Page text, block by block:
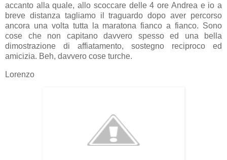
accanto alla quale, allo scoccare delle 4 ore Andrea e io a
breve distanza tagliamo il traguardo dopo aver percorso
ancora una volta tutta la maratona fianco a fianco. Sono
cose che non capitano davvero spesso ed una bella
dimostrazione di affiatamento, sostegno reciproco ed
amicizia. Beh, davvero cose turche.
Lorenzo